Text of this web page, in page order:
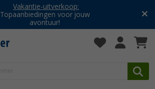
Vakantie-uitverkoop:
Topaanbiedingen voor jouw
avontuur!